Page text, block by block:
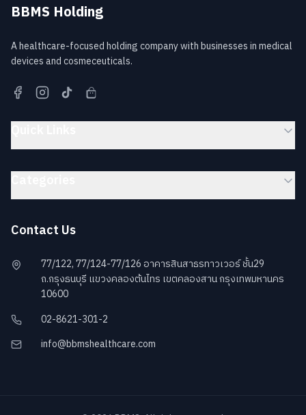
BBMS Holding
A healthcare-focused holding company with businesses in medical
devices and cosmeceuticals.
Contact Us
77/122, 77/124-77/126 อาคารสินสาธรทาวเวอร์ ชั้น29
ถ.กรุงธนบุรี แขวงคลองต้นไทร เขตคลองสาน กรุงเทพมหานคร
10600
02-8621-301-2
info@bbmshealthcare.com